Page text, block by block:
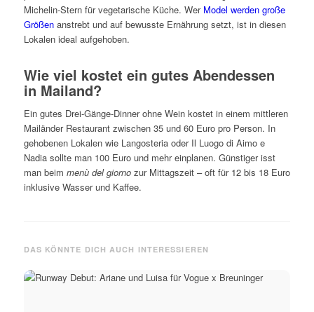
Michelin-Stern für vegetarische Küche. Wer Model werden große
Größenanstrebt und auf bewusste Ernährung setzt, ist in diesen
Lokalen ideal aufgehoben.
Wie viel kostet ein gutes Abendessen
in Mailand?
Ein gutes Drei-Gänge-Dinner ohne Wein kostet in einem mittleren
Mailänder Restaurant zwischen 35 und 60 Euro pro Person. In
gehobenen Lokalen wie Langosteria oder Il Luogo di Aimo e
Nadia sollte man 100 Euro und mehr einplanen. Günstiger isst
man beim menù del giornozur Mittagszeit – oft für 12 bis 18 Euro
inklusive Wasser und Kaffee.
DAS KÖNNTE DICH AUCH INTERESSIEREN